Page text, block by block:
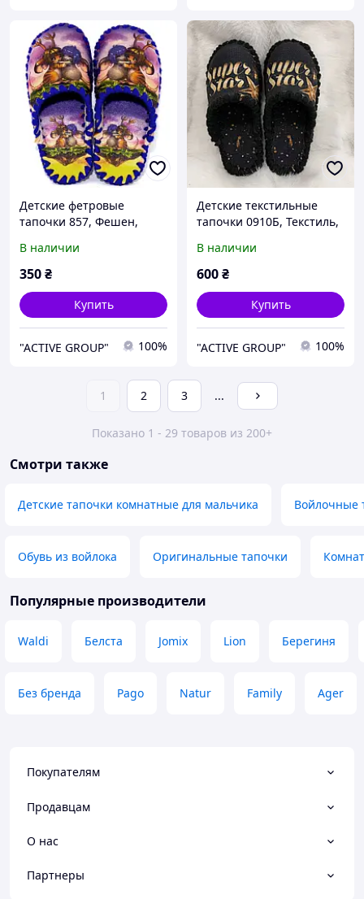
Детские фетровые
тапочки 857, Фешен,
Фетр
В наличии
350₴
Купить
"ACTIVE GROUP" 100%
Детские текстильные
тапочки 0910Б, Текстиль,
Текстиль
В наличии
600₴
Купить
"ACTIVE GROUP" 100%
1 2 3 ...
Показано 1 - 29 товаров из 200+
Смотри также
Детские тапочки комнатные для мальчика Войлочные
Обувь из войлока Оригинальные тапочки
Популярные производители
Waldi Белста Jomix Lion Берегиня
Без бренда Pago Natur Family Ager
Покупателям
Продавцам
О нас
Партнеры